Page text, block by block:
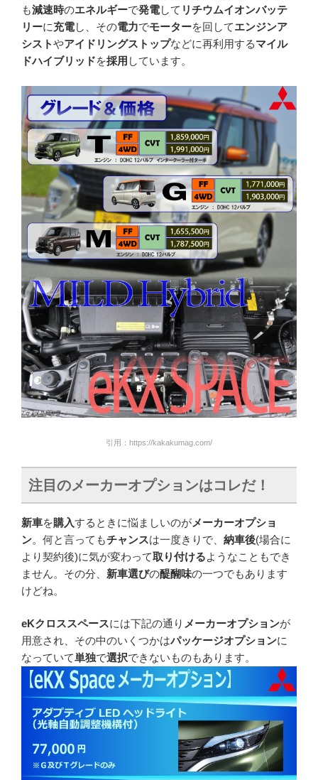
も減速時のエネルギーで発電して リチウムイオンバッテ
リーに充電し、その電力でモーターを回してエンジンア
シストやアイドリングストップなどに再利用するマイル
ドハイブリッドを採用 しています。
引用：https://kakakumag.com/
注目のメーカーオプションはコレだ！
新車を購入するときに悩ましいのがメーカーオプショ
ン。何と言ってもチャンスは一度きりで、 納車後(場合に
より契約後)に気が変わって取り付けるようなこともでき
ません。その分、 新車選びの醍醐味の一つでもあります
けどね。
eKクロススペースには下記の通り メーカーオプションが
用意され、その中のいくつかはパッケージオプションに
なっていて単独で選択できないものもあります。